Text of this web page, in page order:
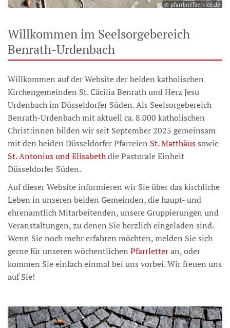
© pfarrbriefservice.de
Willkommen im Seelsorgebereich
Benrath-Urdenbach
Willkommen auf der Website der beiden katholischen
Kirchengemeinden St. Cäcilia Benrath und Herz Jesu
Urdenbach im Düsseldorfer Süden. Als Seelsorgebereich
Benrath-Urdenbach mit aktuell ca. 8.000 katholischen
Christ:innen bilden wir seit September 2025 gemeinsam
mit den beiden Düsseldorfer Pfarreien St. Matthäussowie
St. Antonius und Elisabethdie Pastorale Einheit
Düsseldorfer Süden.
Auf dieser Website informieren wir Sie über das kirchliche
Leben in unseren beiden Gemeinden, die haupt- und
ehrenamtlich Mitarbeitenden, unsere Gruppierungen und
Veranstaltungen, zu denen Sie herzlich eingeladen sind.
Wenn Sie noch mehr erfahren möchten, melden Sie sich
gerne für unseren wöchentlichen Pfarrletteran, oder
kommen Sie einfach einmal bei uns vorbei. Wir freuen uns
auf Sie!